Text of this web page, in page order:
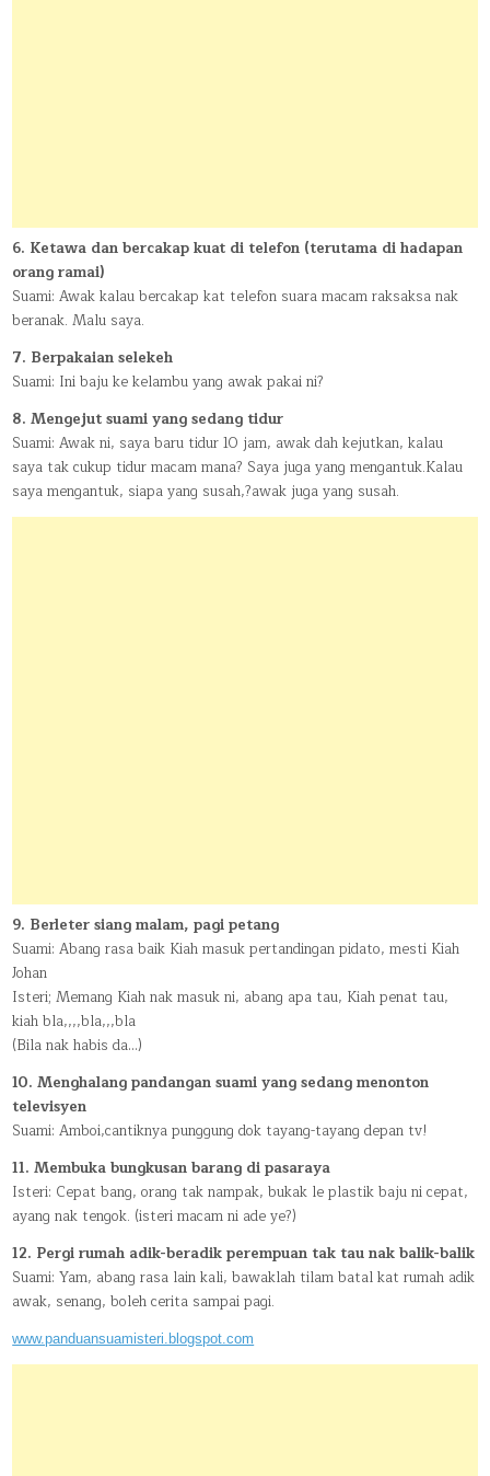
6. Ketawa dan bercakap kuat di telefon (terutama di hadapan
orang ramai)
Suami: Awak kalau bercakap kat telefon suara macam raksaksa nak
beranak. Malu saya.
7. Berpakaian selekeh
Suami: Ini baju ke kelambu yang awak pakai ni?
8. Mengejut suami yang sedang tidur
Suami: Awak ni, saya baru tidur 10 jam, awak dah kejutkan, kalau
saya tak cukup tidur macam mana? Saya juga yang mengantuk.Kalau
saya mengantuk, siapa yang susah,?awak juga yang susah.
9. Berleter siang malam, pagi petang
Suami: Abang rasa baik Kiah masuk pertandingan pidato, mesti Kiah
Johan
Isteri; Memang Kiah nak masuk ni, abang apa tau, Kiah penat tau,
kiah bla,,,,bla,,,bla
(Bila nak habis da…)
10. Menghalang pandangan suami yang sedang menonton
televisyen
Suami: Amboi,cantiknya punggung dok tayang-tayang depan tv!
11. Membuka bungkusan barang di pasaraya
Isteri: Cepat bang, orang tak nampak, bukak le plastik baju ni cepat,
ayang nak tengok. (isteri macam ni ade ye?)
12. Pergi rumah adik-beradik perempuan tak tau nak balik-balik
Suami: Yam, abang rasa lain kali, bawaklah tilam batal kat rumah adik
awak, senang, boleh cerita sampai pagi.
www.panduansuamisteri.blogspot.com